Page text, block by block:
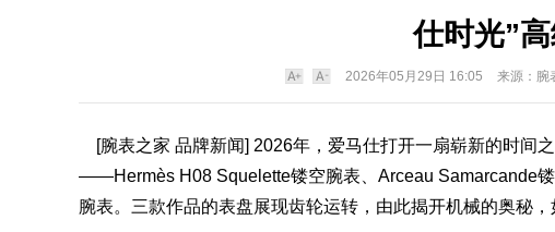
仕时光”
2026年05月29日 16:05 来源：腕
[腕表之家 品牌新闻] 2026年， 爱马仕打开一扇崭新的时间
——Hermès H08 Squelette镂空腕表 Arceau Samarcande
腕表。三款作品的表盘展现齿轮运转，由此揭开机械的奥秘